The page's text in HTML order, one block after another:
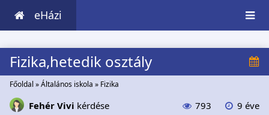
eHázi
Fizika,hetedik osztály
Főoldal »Általános iskola » Fizika
Fehér Vivi kérdése 793 9 éve